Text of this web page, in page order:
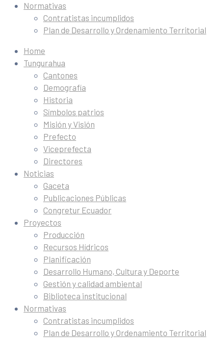
Normativas
Contratistas incumplidos
Plan de Desarrollo y Ordenamiento Territorial
Home
Tungurahua
Cantones
Demografía
Historia
Símbolos patrios
Misión y Visión
Prefecto
Viceprefecta
Directores
Noticias
Gaceta
Publicaciones Públicas
Congretur Ecuador
Proyectos
Producción
Recursos Hídricos
Planificación
Desarrollo Humano, Cultura y Deporte
Gestión y calidad ambiental
Biblioteca institucional
Normativas
Contratistas incumplidos
Plan de Desarrollo y Ordenamiento Territorial